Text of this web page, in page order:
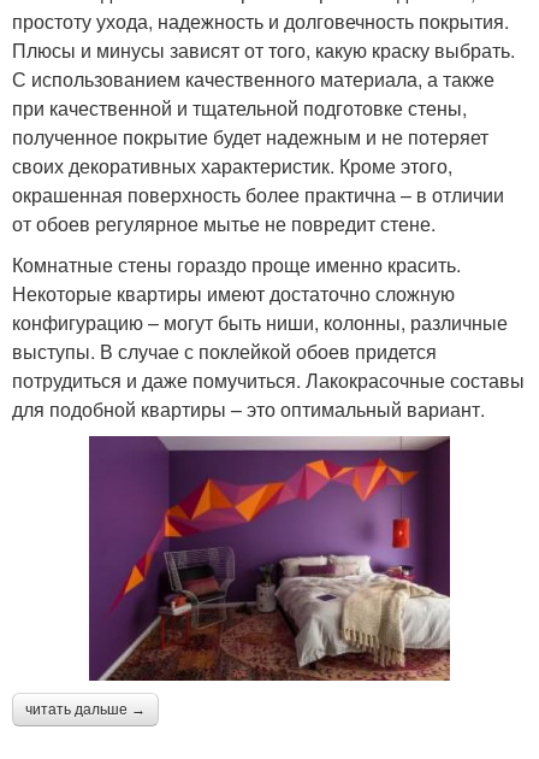
простоту ухода, надежность и долговечность покрытия.
Плюсы и минусы зависят от того, какую краску выбрать.
С использованием качественного материала, а также
при качественной и тщательной подготовке стены,
полученное покрытие будет надежным и не потеряет
своих декоративных характеристик. Кроме этого,
окрашенная поверхность более практична – в отличии
от обоев регулярное мытье не повредит стене.
Комнатные стены гораздо проще именно красить.
Некоторые квартиры имеют достаточно сложную
конфигурацию – могут быть ниши, колонны, различные
выступы. В случае с поклейкой обоев придется
потрудиться и даже помучиться. Лакокрасочные составы
для подобной квартиры – это оптимальный вариант.
читать дальше →